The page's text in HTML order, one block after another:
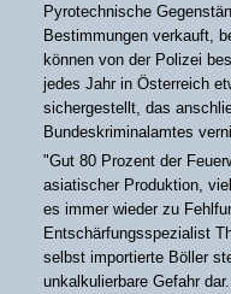
Pyrotechnische
Bestimmungen verkauft,
können von der Polizei
jedes Jahr in Österreich
sichergestellt, das
Bundeskriminalamtes
"Gut 80 Prozent der
asiatischer Produktion,
es immer wieder zu
Entschärfungsspezialist
selbst importierte Böller
unkalkulierbare Gefahr